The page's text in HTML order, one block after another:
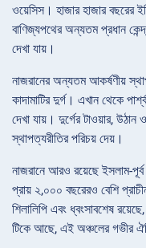
ওয়েসিস। হাজার হাজার
বাণিজ্যপথের অন্যতম প্রধান
দেখা যায়।
নাজরানের অন্যতম আকর্ষণীয়
কাদামাটির দুর্গ। এখান থেকে
দেখা যায়। দুর্গের টাওয়ার,
স্থাপত্যরীতির পরিচয় দেয়।
নাজরানে আরও রয়েছে ইসলাম-
প্রায় ২,০০০ বছরেরও বেশি
শিলালিপি এবং ধ্বংসাবশেষ
টিকে আছে, এই অঞ্চলের গভীর